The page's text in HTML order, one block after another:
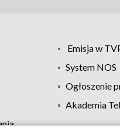
Emisja w
System NOS
Ogłoszenie
Akademia